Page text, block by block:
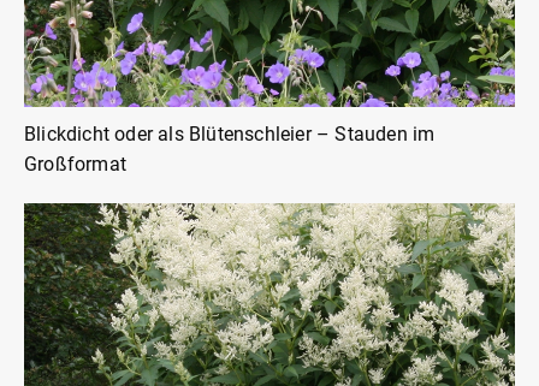
Blickdicht oder als Blütenschleier – Stauden im
Großformat